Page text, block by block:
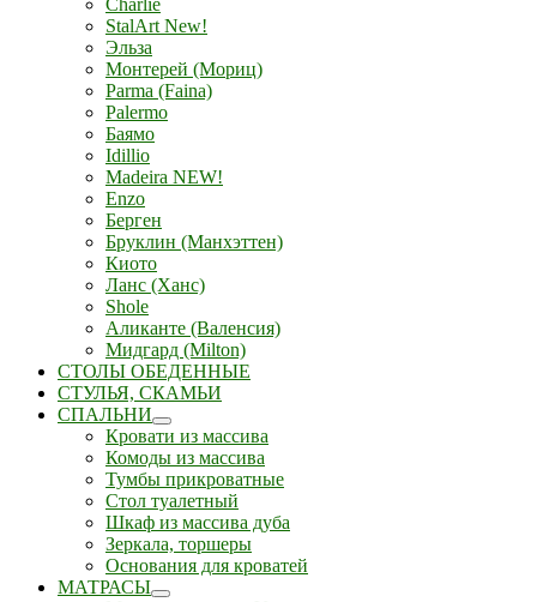
Charlie
StalArt New!
Эльза
Монтерей (Мориц)
Parma (Faina)
Palermo
Баямо
Idillio
Madeira NEW!
Enzo
Берген
Бруклин (Манхэттен)
Киото
Ланс (Ханс)
Shole
Аликанте (Валенсия)
Мидгард (Milton)
СТОЛЫ ОБЕДЕННЫЕ
СТУЛЬЯ, СКАМЬИ
СПАЛЬНИ
Кровати из массива
Комоды из массива
Тумбы прикроватные
Стол туалетный
Шкаф из массива дуба
Зеркала, торшеры
Основания для кроватей
МАТРАСЫ